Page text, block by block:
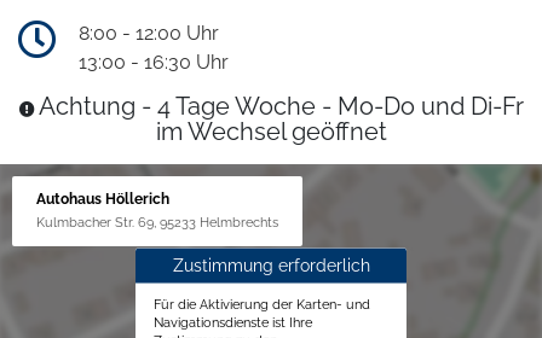
8:00 - 12:00 Uhr
13:00 - 16:30 Uhr
Achtung - 4 Tage Woche - Mo-Do und Di-Fr
im Wechsel geöffnet
Autohaus Höllerich
Kulmbacher Str. 69, 95233 Helmbrechts
Zustimmung erforderlich
Für die Aktivierung der Karten- und
Navigationsdienste ist Ihre